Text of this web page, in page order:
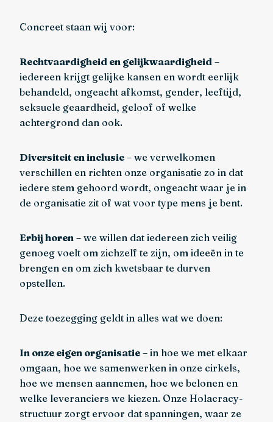
Concreet staan wij voor:
Rechtvaardigheid en gelijkwaardigheid –
iedereen krijgt gelijke kansen en wordt eerlijk
behandeld, ongeacht afkomst, gender, leeftijd,
seksuele geaardheid, geloof of welke
achtergrond dan ook.
Diversiteit en inclusie – we verwelkomen
verschillen en richten onze organisatie zo in dat
iedere stem gehoord wordt, ongeacht waar je in
de organisatie zit of wat voor type mens je bent.
Erbij horen – we willen dat iedereen zich veilig
genoeg voelt om zichzelf te zijn, om ideeën in te
brengen en om zich kwetsbaar te durven
opstellen.
Deze toezegging geldt in alles wat we doen:
In onze eigen organisatie – in hoe we met elkaar
omgaan, hoe we samenwerken in onze cirkels,
hoe we mensen aannemen, hoe we belonen en
welke leveranciers we kiezen. Onze Holacracy-
structuur zorgt ervoor dat spanningen, waar ze